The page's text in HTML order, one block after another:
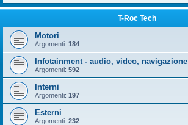
T-Roc Tech
Motori
Argomenti: 184
Infotainment - audio, video, navigazione
Argomenti: 592
Interni
Argomenti: 197
Esterni
Argomenti: 232